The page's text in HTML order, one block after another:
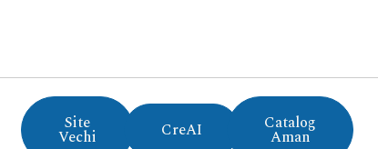
Site
Vechi CreAI Catalog
Aman